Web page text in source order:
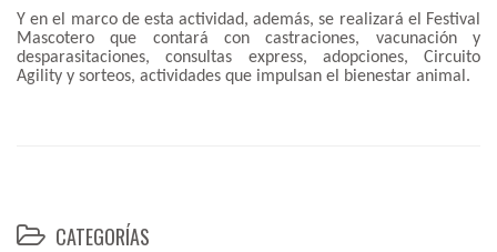
Y en el marco de esta actividad, además, se realizará el Festival
Mascotero que contará con castraciones, vacunación y
desparasitaciones, consultas express, adopciones, Circuito
Agility y sorteos, actividades que impulsan el bienestar animal.
CATEGORÍAS